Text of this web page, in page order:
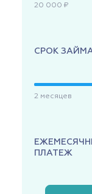
20 000 ₽
СРОК
2 месяцев
ПЛАТЕЖ